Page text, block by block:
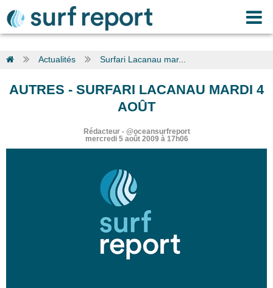
Actualités Surfari Lacanau mar...
AUTRES - SURFARI LACANAU MARDI 4
AOÛT
Rédacteur- @oceansurfreport
mercredi 5 août 2009 à 17h06